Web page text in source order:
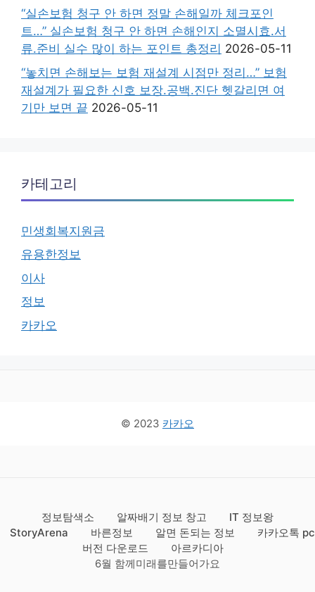
“실손보험 청구 안 하면 정말 손해일까 체크포인
트…” 실손보험 청구 안 하면 손해인지 소멸시효.서
류.준비 실수 많이 하는 포인트 총정리 2026-05-11
“놓치면 손해보는 보험 재설계 시점만 정리…” 보험
재설계가 필요한 신호 보장.공백.진단 헷갈리면 여
기만 보면 끝 2026-05-11
카테고리
민생회복지원금
유용한정보
이사
정보
카카오
© 2023 카카오
정보탐색소 알짜배기 정보 창고
IT 정보왕
StoryArena
바른정보 알면 돈되는 정보
카카오톡 pc
버전 다운로드
아르카디아
6월 함께미래를만들어가요